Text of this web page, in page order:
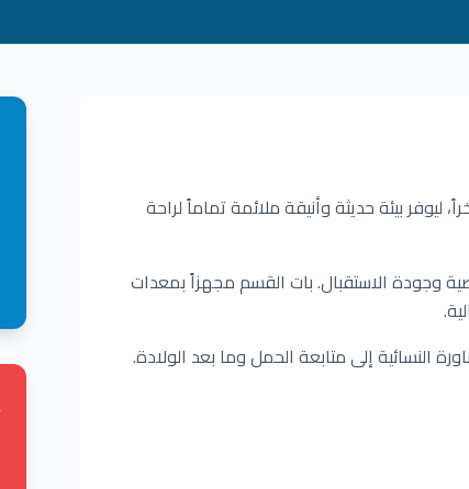
بيئة حديثة وأنيقة ملائمة تماماً لراحة
وجودة الاستقبال. بات القسم مجهزاً بمعدات
إلى متابعة الحمل وما بعد الولادة.